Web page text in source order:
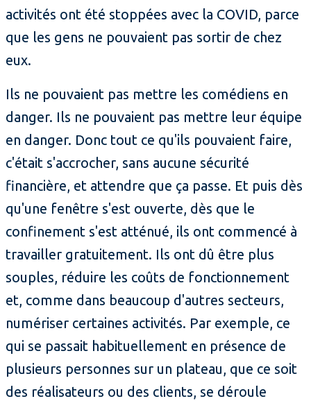
activités ont été stoppées avec la COVID, parce
que les gens ne pouvaient pas sortir de chez
eux.
Ils ne pouvaient pas mettre les comédiens en
danger. Ils ne pouvaient pas mettre leur équipe
en danger. Donc tout ce qu'ils pouvaient faire,
c'était s'accrocher, sans aucune sécurité
financière, et attendre que ça passe. Et puis dès
qu'une fenêtre s'est ouverte, dès que le
confinement s'est atténué, ils ont commencé à
travailler gratuitement. Ils ont dû être plus
souples, réduire les coûts de fonctionnement
et, comme dans beaucoup d'autres secteurs,
numériser certaines activités. Par exemple, ce
qui se passait habituellement en présence de
plusieurs personnes sur un plateau, que ce soit
des réalisateurs ou des clients, se déroule